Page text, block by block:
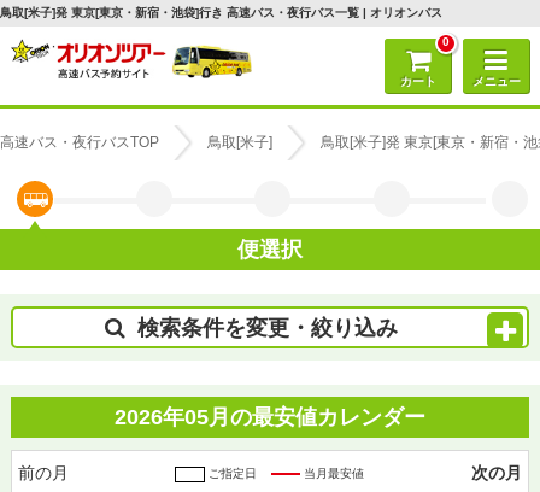
鳥取[米子]発 東京[東京・新宿・池袋]行き 高速バス・夜行バス一覧 | オリオンバス
0
カート メニュー
高速バス・夜行バスTOP 鳥取[米子] 鳥取[米子]発 東京[東京・新宿・
便選択
検索条件を変更・絞り込み
2026年05月の最安値カレンダー
前の月 ご指定日 当月最安値
次の月